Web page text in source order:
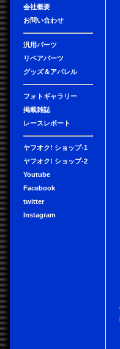
会社概要
お問い合わせ
汎用パーツ
リペアパーツ
グッズ＆アパレル
フォトギャラリー
掲載雑誌
レースレポート
ヤフオク! ショップ-1
ヤフオク! ショップ-2
Youtube
Facebook
twitter
Instagram